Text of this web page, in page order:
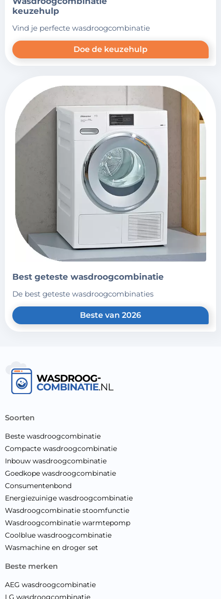
keuzehulp
vind je perfecte wasdroogcombinatie
Doe de keuzehulp
best geteste wasdroogcombinatie
de best geteste wasdroogcombinaties
Beste van 2026
soorten
Beste wasdroogcombinatie
Compacte wasdroogcombinatie
Inbouw wasdroogcombinatie
Goedkope wasdroogcombinatie
Consumentenbond
Energiezuinige wasdroogcombinatie
Wasdroogcombinatie stoomfunctie
Wasdroogcombinatie warmtepomp
Coolblue wasdroogcombinatie
Wasmachine en droger set
beste merken
AEG wasdroogcombinatie
LG wasdroogcombinatie